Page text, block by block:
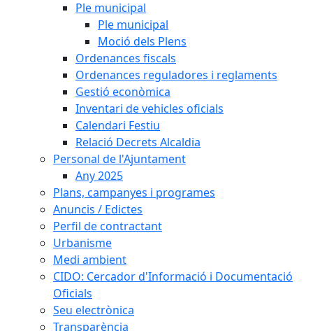
Ple municipal
Ple municipal
Moció dels Plens
Ordenances fiscals
Ordenances reguladores i reglaments
Gestió econòmica
Inventari de vehicles oficials
Calendari Festiu
Relació Decrets Alcaldia
Personal de l'Ajuntament
Any 2025
Plans, campanyes i programes
Anuncis / Edictes
Perfil de contractant
Urbanisme
Medi ambient
CIDO: Cercador d'Informació i Documentació
Oficials
Seu electrònica
Transparència